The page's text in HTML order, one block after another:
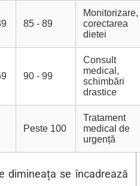
85 - 89
Monitorizare,
corectarea
dietei
90 - 99
Consult
medical,
schimbări
drastice
Peste 100
Tratament
medical de
urgență
dimineața se încadrează